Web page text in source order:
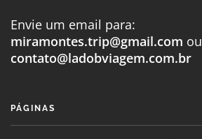
Envie um email para:
miramontes.trip@gmail.com ou
contato@ladobviagem.com.br
PÁGINAS